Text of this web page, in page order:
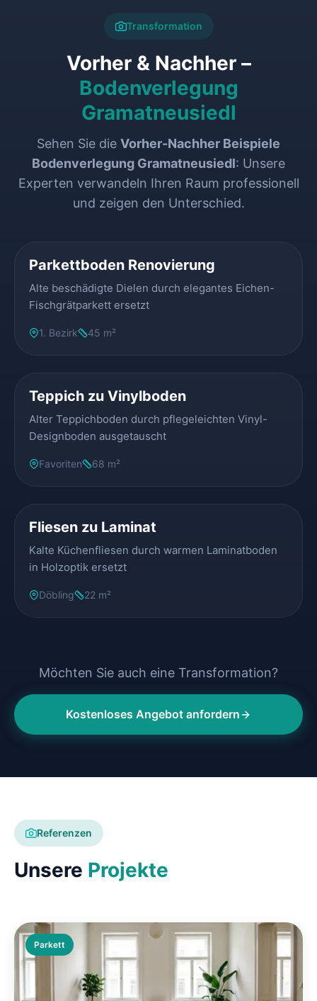
Transformation
Vorher & Nachher –
Bodenverlegung
Gramatneusiedl
Sehen Sie die Vorher-Nachher Beispiele
Bodenverlegung Gramatneusiedl: Unsere
Experten verwandeln Ihren Raum professionell
und zeigen den Unterschied.
Parkettboden Renovierung
Alte beschädigte Dielen durch elegantes Eichen-
Fischgrätparkett ersetzt
1. Bezirk 45 m²
Teppich zu Vinylboden
Alter Teppichboden durch pflegeleichten Vinyl-
Designboden ausgetauscht
Favoriten 68 m²
Fliesen zu Laminat
Kalte Küchenfliesen durch warmen Laminatboden
in Holzoptik ersetzt
Döbling 22 m²
Möchten Sie auch eine Transformation?
Kostenloses Angebot anfordern
Referenzen
Unsere Projekte
Parkett